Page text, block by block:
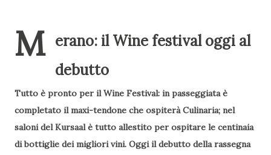
M erano: il Wine festival oggi al
debutto
Tutto è pronto per il Wine Festival: in passeggiata è
completato il maxi-tendone che ospiterà Culinaria; nel
saloni del Kursaal è tutto allestito per ospitare le centinaia
di bottiglie dei migliori vini. Oggi il debutto della rassegna